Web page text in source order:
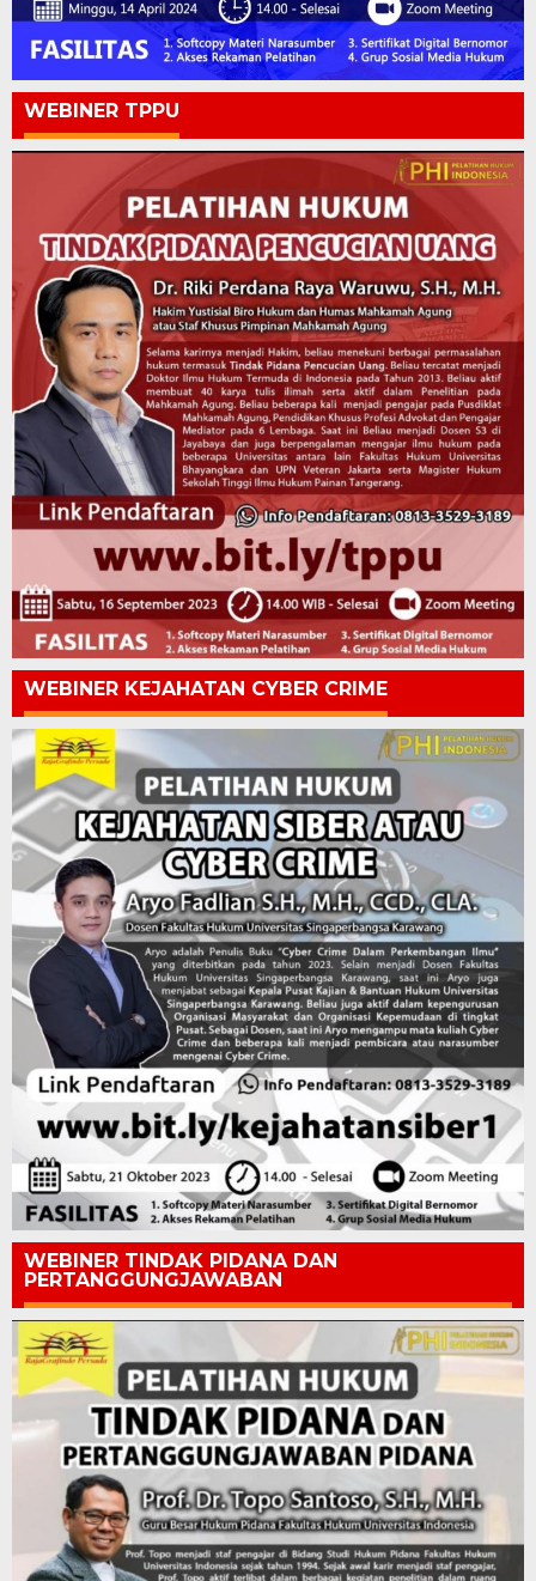
WEBINER TPPU
WEBINER KEJAHATAN CYBER CRIME
WEBINER TINDAK PIDANA DAN
PERTANGGUNGJAWABAN